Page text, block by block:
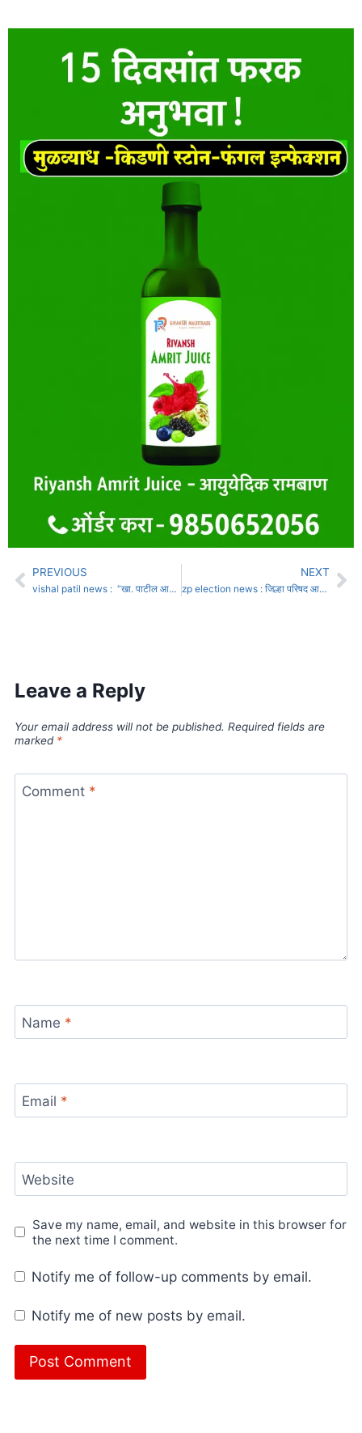
PREVIOUS
vishal patil news : “खा. पाटील आता कोणाची परतफेड करणार आणि कोणाचा विरोध करणार?”
NEXT
zp election news : जिल्हा परिषद आरक्षण सोमवारी फायनल होणार अंतिम मतदार यादीही प्रसिद्ध होणार
Leave a Reply
Your email address will not be published. Required fields are
marked *
Comment *
Name *
Email *
Website
Save my name, email, and website in this browser for
the next time I comment.
Notify me of follow-up comments by email.
Notify me of new posts by email.